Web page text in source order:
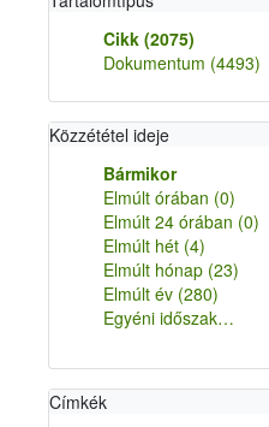
Cikk (2075)
Dokumentum (4493)
Közzététel ideje
Bármikor
Elmúlt órában (0)
Elmúlt 24 órában (0)
Elmúlt hét (4)
Elmúlt hónap (23)
Elmúlt év (280)
Egyéni időszak…
Címkék